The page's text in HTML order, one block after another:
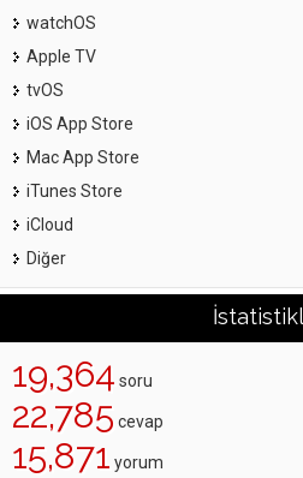
watchOS
Apple TV
tvOS
iOS App Store
Mac App Store
iTunes Store
iCloud
Diğer
19,364 soru
22,785 cevap
15,871 yorum